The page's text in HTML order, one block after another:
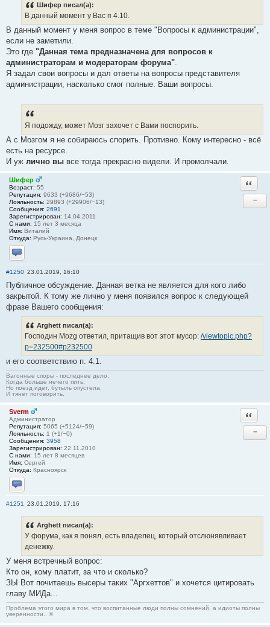
Шифер писал(а):
В данный момент у Вас п 4.10.
В данный момент у меня вопрос в теме "Вопросы к администрации",
если не заметили.
Это где "Данная тема предназначена для вопросов к
администраторам и модераторам форума".
Я задал свои вопросы и дал ответы на вопросы представителя
администрации, насколько смог полные. Ваши вопросы.
Я подожду, может Мозг захочет с Вами поспорить.
А с Мозгом я не собираюсь спорить. Противно. Кому интересно - всё
есть на ресурсе.
И уж лично вы все тогда прекрасно видели. И промолчали.
Шифер
Возраст: 55
Репутация: 9633 (+9686/−53)
Лояльность: 29893 (+29906/−13)
Сообщения: 2691
Зарегистрирован: 14.04.2011
С нами: 15 лет 3 месяца
Имя: Виталий
Откуда: Русь-Украина, Донецк
Отправить личное сообщение
−
#1250 23.01.2019, 16:10
Публичное обсуждение. Данная ветка не является для кого либо
закрытой. К тому же лично у меня появился вопрос к следующей
фразе Вашего сообщения:
Arghett писал(а):
Господин Mozg ответил, притащив вот этот мусор: /viewtopic.php?
p=232500#p232500
и его соответствию п. 4.1.
Вагонные споры - последнее дело,
Когда больше нечего пить,
Но поезд идет, бутыль опустела,
И тянет поговорить.
Sverm
Администратор
Репутация: 5065 (+5124/−59)
Лояльность: 1 (+1/−0)
Сообщения: 3958
Зарегистрирован: 22.11.2010
С нами: 15 лет 8 месяцев
Имя: Сергей
Откуда: Красноярск
Отправить личное сообщение
−
#1251 23.01.2019, 17:16
Arghett писал(а):
У форума, как я понял, есть владелец, который отслюнявливает
денежку.
У меня встречный вопрос:
Кто он, кому платит, за что и сколько?
ЗЫ Вот почитаешь высеры таких "Аргхеттов" и хочется цитировать
главу МИДа...
Проблема этого мира в том, что воспитанные люди полны сомнений, а идиоты полны
уверенности.. ©